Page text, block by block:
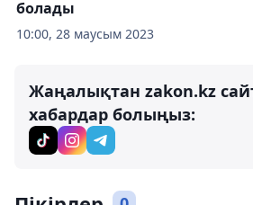
10:00, 28 маусым 2023
болады
Жаңалықтан zakon.kz
хабардар болыңыз: